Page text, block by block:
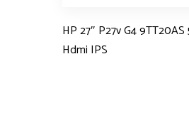
HP 27″ P27v G4
Hdmi IPS